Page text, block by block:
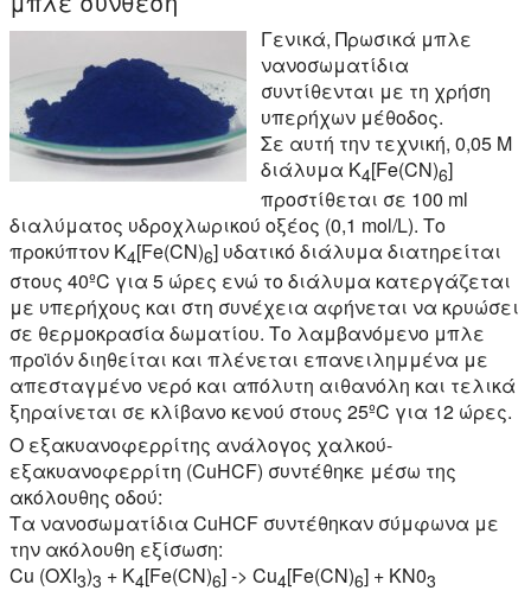
Γενικά, Πρωσικά μπλε
νανοσωματίδια
συντίθενται με τη χρήση
υπερήχων μέθοδος.
Σε αυτή την τεχνική, 0,05 M
διάλυμα Κ4[Fe(CN)6]
προστίθεται σε 100 ml
διαλύματος υδροχλωρικού οξέος (0,1 mol/L). Το
προκύπτον K4[Fe(CN)6] υδατικό διάλυμα διατηρείται
στους 40ºC για 5 ώρες ενώ το διάλυμα κατεργάζεται
με υπερήχους και στη συνέχεια αφήνεται να κρυώσει
σε θερμοκρασία δωματίου. Το λαμβανόμενο μπλε
προϊόν διηθείται και πλένεται επανειλημμένα με
απεσταγμένο νερό και απόλυτη αιθανόλη και τελικά
ξηραίνεται σε κλίβανο κενού στους 25ºC για 12 ώρες.
Ο εξακυανοφερρίτης ανάλογος χαλκού-
εξακυανοφερρίτη (CuHCF) συντέθηκε μέσω της
ακόλουθης οδού:
Τα νανοσωματίδια CuHCF συντέθηκαν σύμφωνα με
την ακόλουθη εξίσωση:
Cu (ΟΧΙ3)3 + Κ4[Fe(CN)6] -> Cu4[Fe(CN)6] + KN03